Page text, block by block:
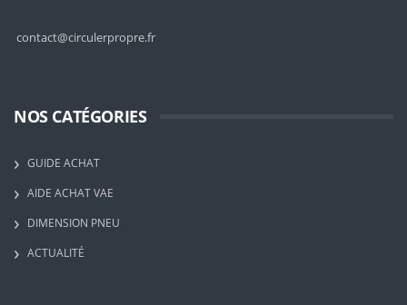
contact@circulerpropre.fr
NOS CATÉGORIES
GUIDE ACHAT
AIDE ACHAT VAE
DIMENSION PNEU
ACTUALITÉ